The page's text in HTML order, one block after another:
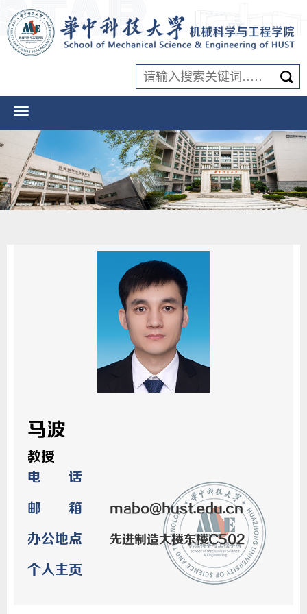
马波
教授
电 话
邮 箱
mabo@hust.edu.cn
办公地点 先进制造大楼东楼C502
个人主页